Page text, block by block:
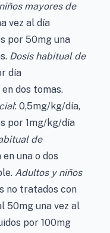
mayores de
vez al día
por 50mg una
Dosis habitual de
día
dos tomas.
: 0,5mg/kg/día,
por 1mg/kg/día
de
una o dos
Adultos y niños
no tratados con
50mg una vez al
por 100mg